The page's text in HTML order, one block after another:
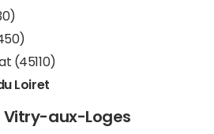
(45110)
Loiret
Vitry-aux-Loges